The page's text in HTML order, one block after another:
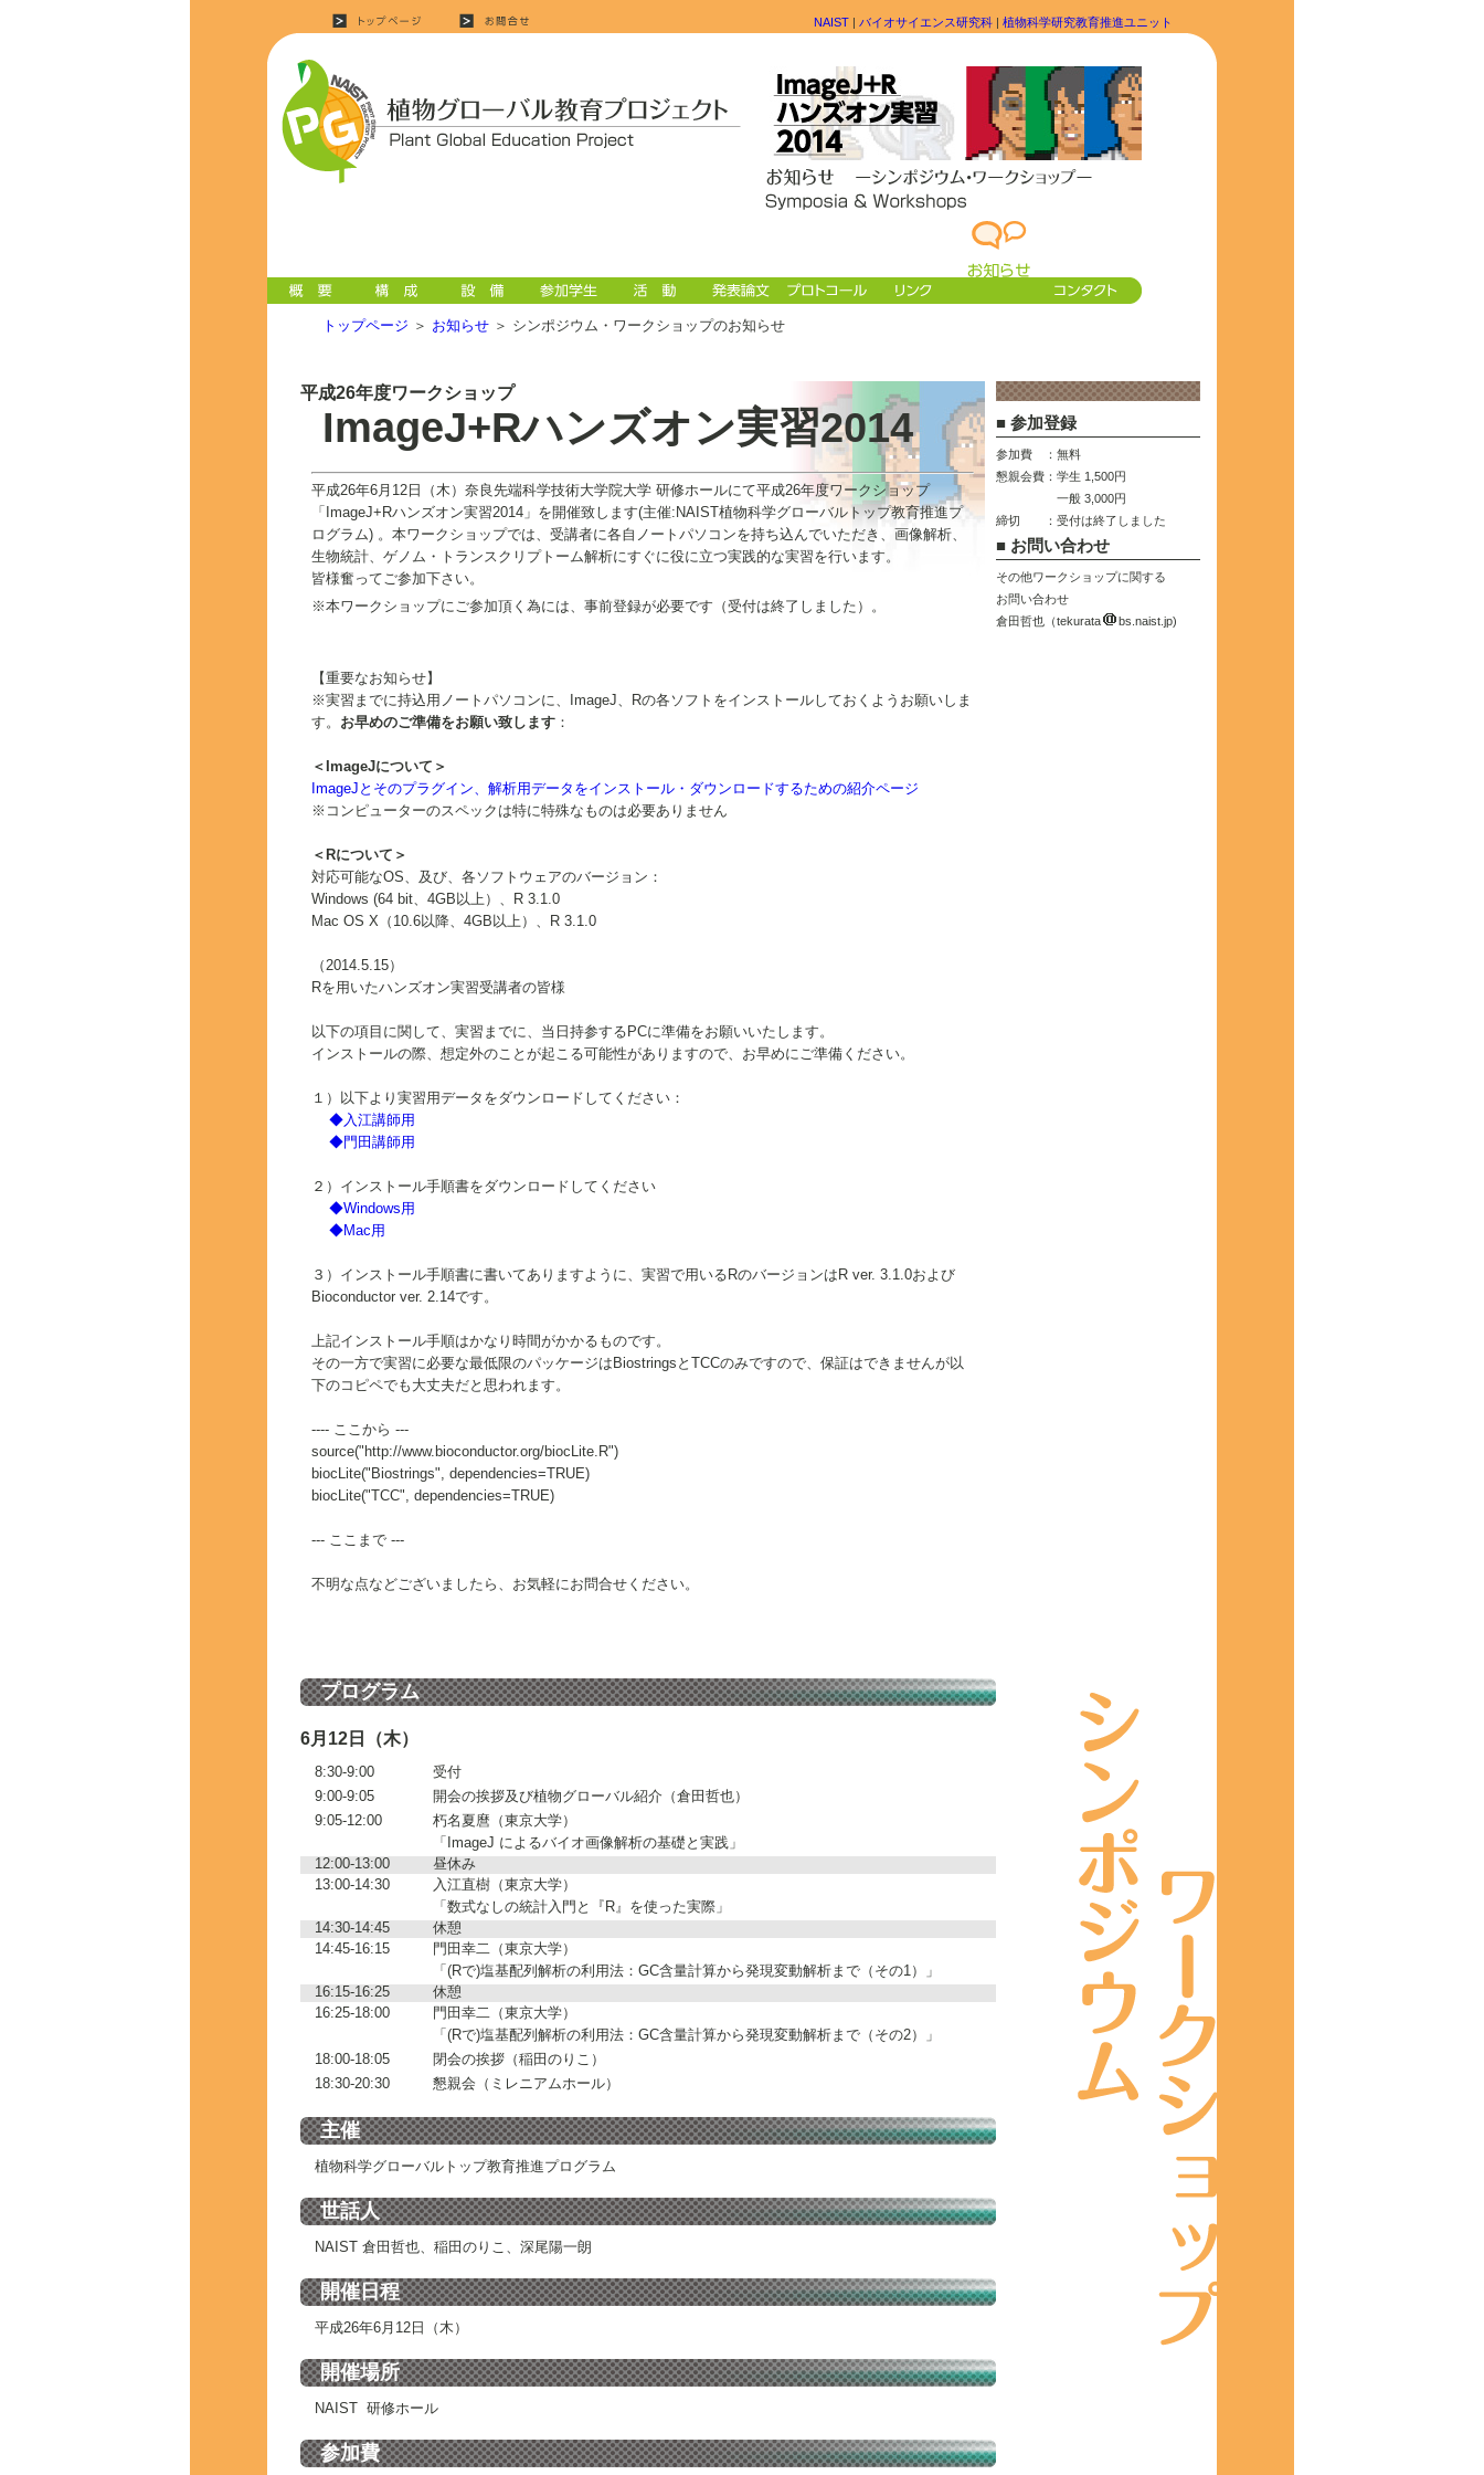
NAIST | バイオサイエンス研究科 | 植物科学研究教育推進ユニット
トップページ ＞ お知らせ ＞ シンポジウム・ワークショップのお知らせ
平成26年度ワークショップ
ImageJ+Rハンズオン実習2014
平成26年6月12日（木）奈良先端科学技術大学院大学 研修ホールにて平成26年度ワークショップ
「ImageJ+Rハンズオン実習2014」を開催致します(主催:NAIST植物科学グローバルトップ教育推進プ
ログラム) 。本ワークショップでは、受講者に各自ノートパソコンを持ち込んでいただき、画像解析、
生物統計、ゲノム・トランスクリプトーム解析にすぐに役に立つ実践的な実習を行います。
皆様奮ってご参加下さい。
※本ワークショップにご参加頂く為には、事前登録が必要です（受付は終了しました）。
【重要なお知らせ】
※実習までに持込用ノートパソコンに、ImageJ、Rの各ソフトをインストールしておくようお願いしま
す。 お早めのご準備をお願い致します ：
＜ImageJについて＞
ImageJとそのプラグイン、解析用データをインストール・ダウンロードするための紹介ページ
※コンピューターのスペックは特に特殊なものは必要ありません
＜Rについて＞
対応可能なOS、及び、各ソフトウェアのバージョン：
Windows (64 bit、4GB以上）、R 3.1.0
Mac OS X（10.6以降、4GB以上）、R 3.1.0
（2014.5.15）
Rを用いたハンズオン実習受講者の皆様
以下の項目に関して、実習までに、当日持参するPCに準備をお願いいたします。
インストールの際、想定外のことが起こる可能性がありますので、お早めにご準備ください。
１）以下より実習用データをダウンロードしてください：
◆入江講師用
◆門田講師用
２）インストール手順書をダウンロードしてください
◆Windows用
◆Mac用
３）インストール手順書に書いてありますように、実習で用いるRのバージョンはR ver. 3.1.0および
Bioconductor ver. 2.14です。
上記インストール手順はかなり時間がかかるものです。
その一方で実習に必要な最低限のパッケージはBiostringsとTCCのみですので、保証はできませんが以
下のコピペでも大丈夫だと思われます。
---- ここから ---
source("http://www.bioconductor.org/biocLite.R")
biocLite("Biostrings", dependencies=TRUE)
biocLite("TCC", dependencies=TRUE)
--- ここまで ---
不明な点などございましたら、お気軽にお問合せください。
■ 参加登録
参加費 ： 無料
懇親会費 ： 学生 1,500円
一般 3,000円
締切
： 受付は終了しました
■ お問い合わせ
その他ワークショップに関する
お問い合わせ
倉田哲也（tekurata
bs.naist.jp)
プログラム
6月12日（木）
8:30-9:00
受付
9:00-9:05
開会の挨拶及び植物グローバル紹介（倉田哲也）
9:05-12:00
朽名夏麿（東京大学）
「ImageJ によるバイオ画像解析の基礎と実践」
12:00-13:00
昼休み
13:00-14:30
入江直樹（東京大学）
「数式なしの統計入門と『R』を使った実際」
14:30-14:45
休憩
14:45-16:15
門田幸二（東京大学）
「(Rで)塩基配列解析の利用法：GC含量計算から発現変動解析まで（その1）」
16:15-16:25
休憩
16:25-18:00
門田幸二（東京大学）
「(Rで)塩基配列解析の利用法：GC含量計算から発現変動解析まで（その2）」
18:00-18:05
閉会の挨拶（稲田のりこ）
18:30-20:30
懇親会（ミレニアムホール）
主催
植物科学グローバルトップ教育推進プログラム
世話人
NAIST 倉田哲也、稲田のりこ、深尾陽一朗
開催日程
平成26年6月12日（木）
開催場所
NAIST 研修ホール
参加費